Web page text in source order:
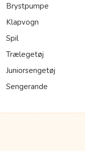
Brystpumpe
Klapvogn
Spil
Trælegetøj
Juniorsengetøj
Sengerande